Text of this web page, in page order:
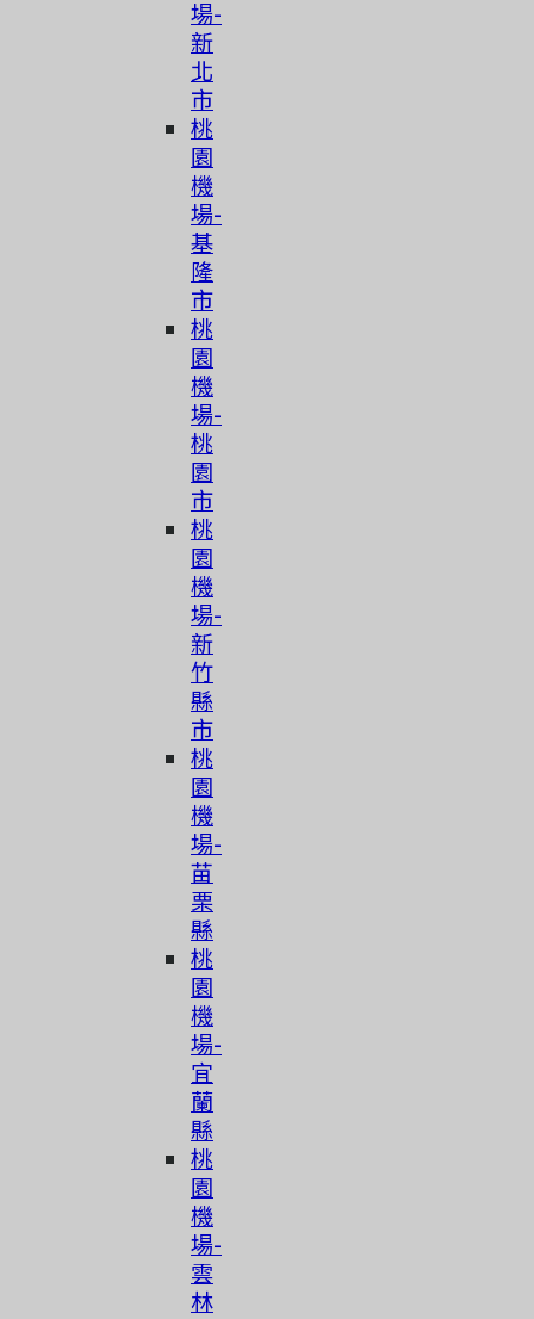
場-
新
北
市
桃
園
機
場-
基
隆
市
桃
園
機
場-
桃
園
市
桃
園
機
場-
新
竹
縣
市
桃
園
機
場-
苗
栗
縣
桃
園
機
場-
宜
蘭
縣
桃
園
機
場-
雲
林